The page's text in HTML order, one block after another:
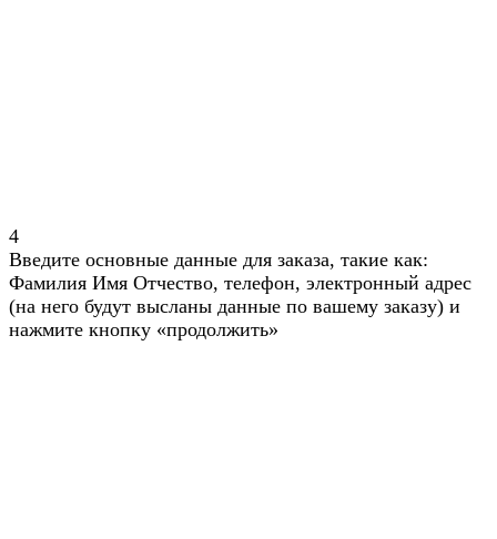
4
Введите основные данные для заказа, такие как:
Фамилия Имя Отчество, телефон, электронный адрес
(на него будут высланы данные по вашему заказу) и
нажмите кнопку «продолжить»